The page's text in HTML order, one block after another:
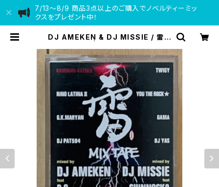
7/13〜8/9 商品3点以上のご購入でノベルティーミッ
クスをプレゼント中！
DJ AMEKEN & DJ MISSIE / 雷M